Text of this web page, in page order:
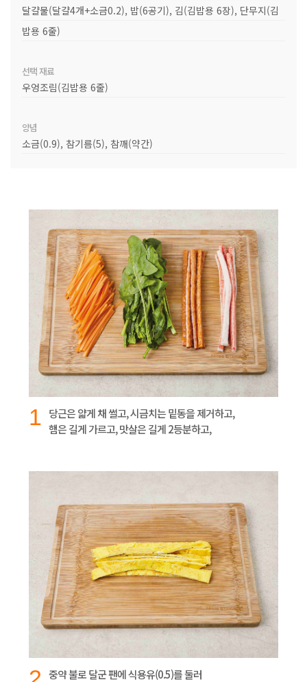
달걀물(달걀4개+소금0.2), 밥(6공기), 김(김밥용 6장), 단무지(김
밥용 6줄)
선택 재료
우엉조림(김밥용 6줄)
양념
소금(0.9), 참기름(5), 참깨(약간)
1 당근은 얇게 채 썰고, 시금치는 밑동을 제거하고,
햄은 길게 가르고, 맛살은 길게 2등분하고,
중약 불로 달군 팬에 식용유(0.5)를 둘러